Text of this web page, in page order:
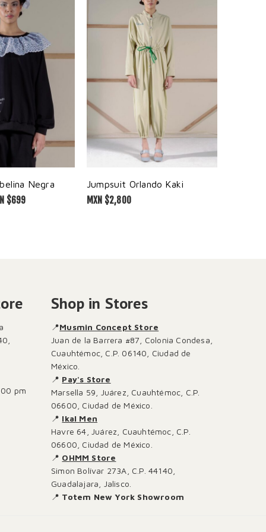
Negra
$699
Jumpsuit Orlando Kaki
MXN $2,800
pm
Shop in Stores
📍Musmin Concept Store
Juan de la Barrera #87, Colonia Condesa,
Cuauhtémoc, C.P. 06140, Ciudad de
México.
📍 Pay's Store
Marsella 59, Juárez, Cuauhtémoc, C.P.
06600, Ciudad de México.
📍 Ikal Men
Havre 64, Juárez, Cuauhtémoc, C.P.
06600, Ciudad de México.
📍 OHMM Store
Simon Bolívar 273A, C.P. 44140,
Guadalajara, Jalisco.
📍 Totem New York Showroom